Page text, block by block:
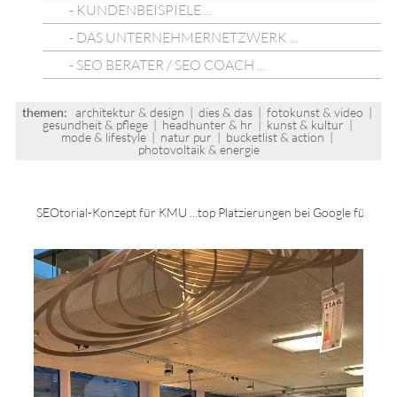
- KUNDENBEISPIELE ...
- DAS UNTERNEHMERNETZWERK ...
- SEO BERATER / SEO COACH ...
themen: architektur & design | dies & das | fotokunst & video |
gesundheit & pflege| headhunter & hr | kunst & kultur |
mode & lifestyle | natur pur | bucketlist & action |
photovoltaik & energie
für KMU ...top Platzierungen bei Google für Ihr Unternehmen - rufen